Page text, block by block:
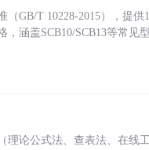
GB/T 10228-2015），提
涵盖SCB10/SCB13等常见
论公式法、查表法、在线